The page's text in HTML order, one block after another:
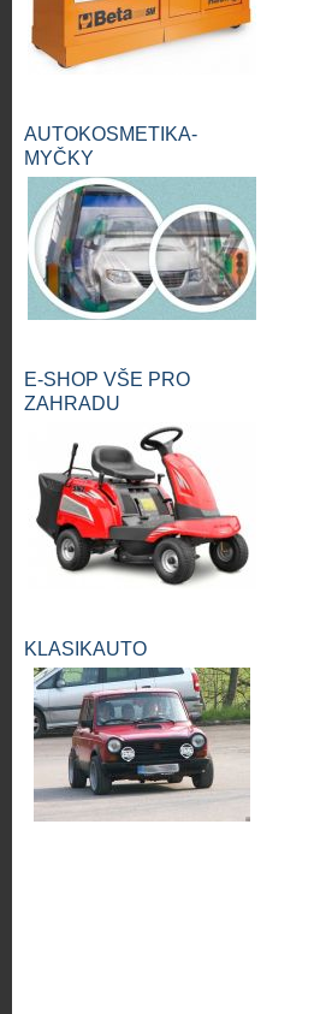
AUTOKOSMETIKA-
MYČKY
E-SHOP VŠE PRO
ZAHRADU
KLASIKAUTO